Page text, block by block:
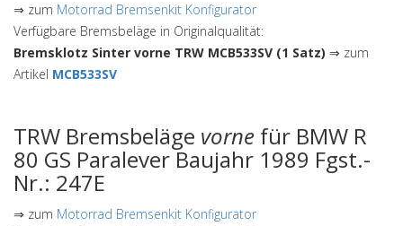
⇒ zum Motorrad Bremsenkit Konfigurator
Verfügbare Bremsbeläge in Originalqualität:
Bremsklotz Sinter vorne TRW MCB533SV (1 Satz) ⇒ zum
Artikel MCB533SV
TRW Bremsbeläge vorne für BMW R
80 GS Paralever Baujahr 1989 Fgst.-
Nr.: 247E
⇒ zum Motorrad Bremsenkit Konfigurator